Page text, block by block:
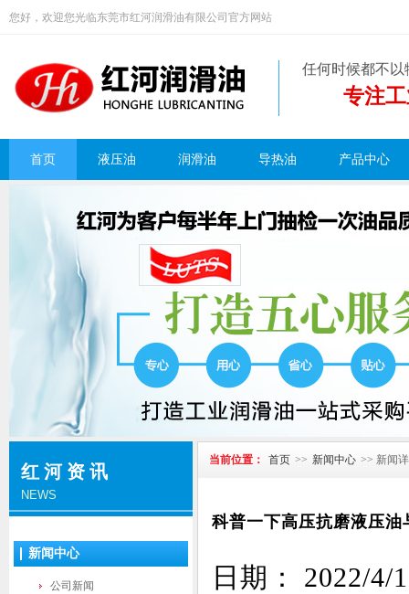
您好，欢迎您光临东莞市红河润滑油有限公司官方网站
任何时候都不
专注
首页 液压油 润滑油 导热油 产品中心
红河资讯
NEWS
新闻中心
公司新闻
当前位置： 首页 >> 新闻中心 >> 新闻
科普一下高压抗磨液压
日期： 2022/